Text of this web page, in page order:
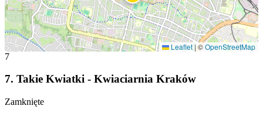
Leaflet|©OpenStreetMap
7
7. Takie Kwiatki - Kwiaciarnia Kraków
Zamknięte